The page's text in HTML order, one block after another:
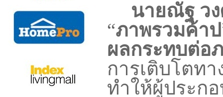
นายณัฐ ว
“ภาพรวมค้า
ผลกระทบต่อ
การเติบโตท
ทำให้ผู้ประก